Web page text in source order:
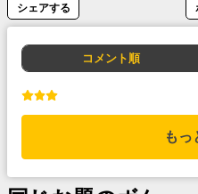
シェアする
コメント順
もっ